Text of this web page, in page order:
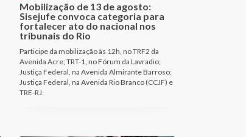
Mobilização de 13 de agosto:
Sisejufe convoca categoria para
fortalecer ato do nacional nos
tribunais do Rio
Participe da mobilização às 12h, no TRF2 da
Avenida Acre; TRT-1, no Fórum da Lavradio;
Justiça Federal, na Avenida Almirante Barroso;
Justiça Federal, na Avenida Rio Branco (CCJF) e
TRE-RJ.